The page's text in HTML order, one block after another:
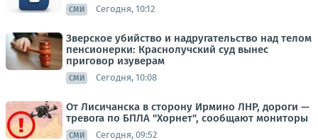
СМИ Сегодня, 10:12
Зверское убийство и надругательство над телом
пенсионерки: Краснолучский суд вынес
приговор изуверам
СМИ Сегодня, 10:08
От Лисичанска в сторону Ирмино ЛНР, дороги —
тревога по БПЛА "Хорнет", сообщают мониторы
СМИ Сегодня, 09:52